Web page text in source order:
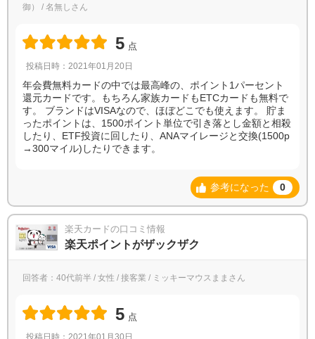
御） / 名無しさん
5 点
投稿日時：2021年01月20日
年会費無料カードの中では最高峰の、ポイント1パーセント
還元カードです。もちろん家族カードもETCカードも無料で
す。 ブランドはVISAなので、ほぼどこでも使えます。 貯ま
ったポイントは、1500ポイント単位で引き落とし金額と相殺
したり、ETF投資に回したり、ANAマイレージと交換(1500p
→300マイル)したりできます。
参考になった 0
楽天カードの口コミ情報
楽天ポイントがザックザク
回答者：40代前半 / 女性 / 接客業 / ミッキーマウスままさん
5 点
投稿日時：2021年01月30日